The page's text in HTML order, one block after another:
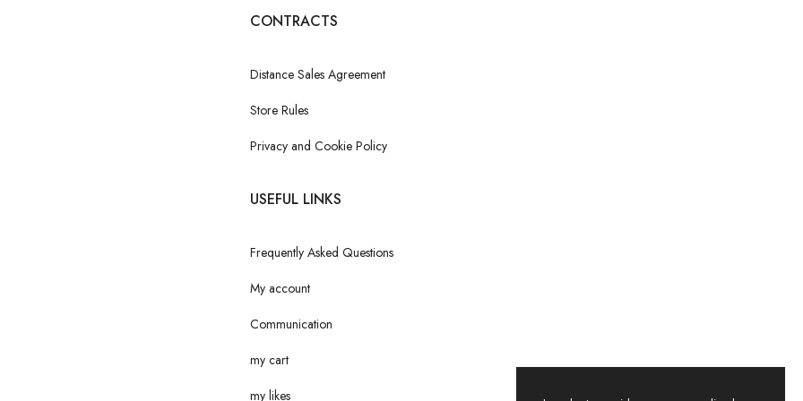
CONTRACTS
Distance Sales Agreement
Store Rules
Privacy and Cookie Policy
USEFUL LINKS
Frequently Asked Questions
My account
Communication
my cart
my likes